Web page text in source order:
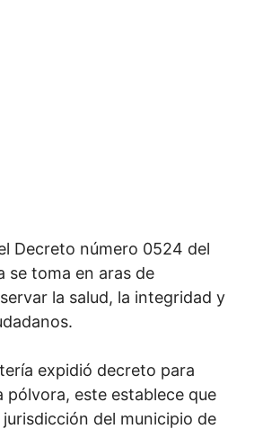
Decreto número 0524 del
se toma en aras de
la salud, la integridad y
expidió decreto para
pólvora, este establece que
del municipio de